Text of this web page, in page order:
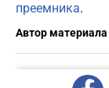
преемника.
Автор материала